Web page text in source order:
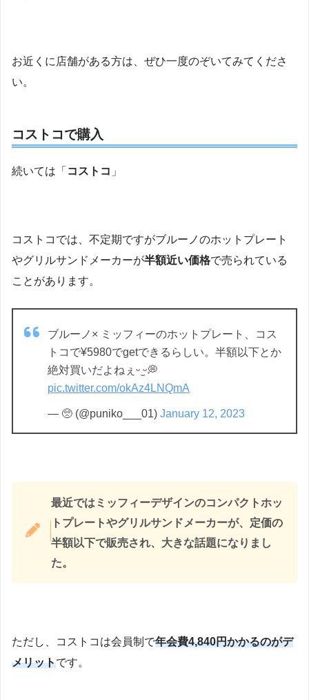
お近くに店舗がある方は、ぜひ一度のぞいてみてくださ
い。
コストコで購入
続いては「 コストコ 」
コストコでは、不定期ですがブルーノのホットプレート
やグリルサンドメーカーが半額近い価格で売られている
ことがあります。
ブルーノ× ミッフィーのホットプレート、コス
トコで¥5980でgetできるらしい。半額以下とか
絶対買いだよねぇᵕ ̫ᵕ💭
pic.twitter.com/okAz4LNQmA
— 🥺 (@puniko___01) January 12, 2023
最近ではミッフィーデザインのコンパクトホッ
トプレートやグリルサンドメーカーが、定価の
半額以下で販売され、大きな話題になりまし
た。
ただし、コストコは会員制で年会費4,840円かかるのがデ
メリットです。